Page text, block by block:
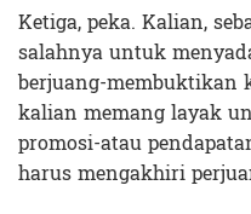
Ketiga, peka. Kalian,
salahnya untuk
berjuang-membuktikan
kalian memang layak
promosi-atau
harus mengakhiri